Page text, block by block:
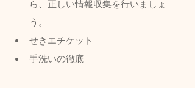
ら、正しい情報収集を行いましょ
う。
せきエチケット
手洗いの徹底